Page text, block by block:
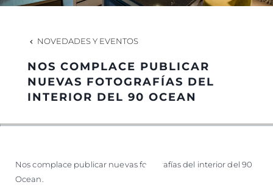
EL EQUIPO
HISTORIA
VALORE SU EMBARCACIÓN
NOVEDADES Y EVENTOS
NOS COMPLACE PUBLICAR
NUEVAS FOTOGRAFÍAS DEL
INTERIOR DEL 90 OCEAN
Nos complace publicar nuevas fotografías del interior del 90
Ocean.